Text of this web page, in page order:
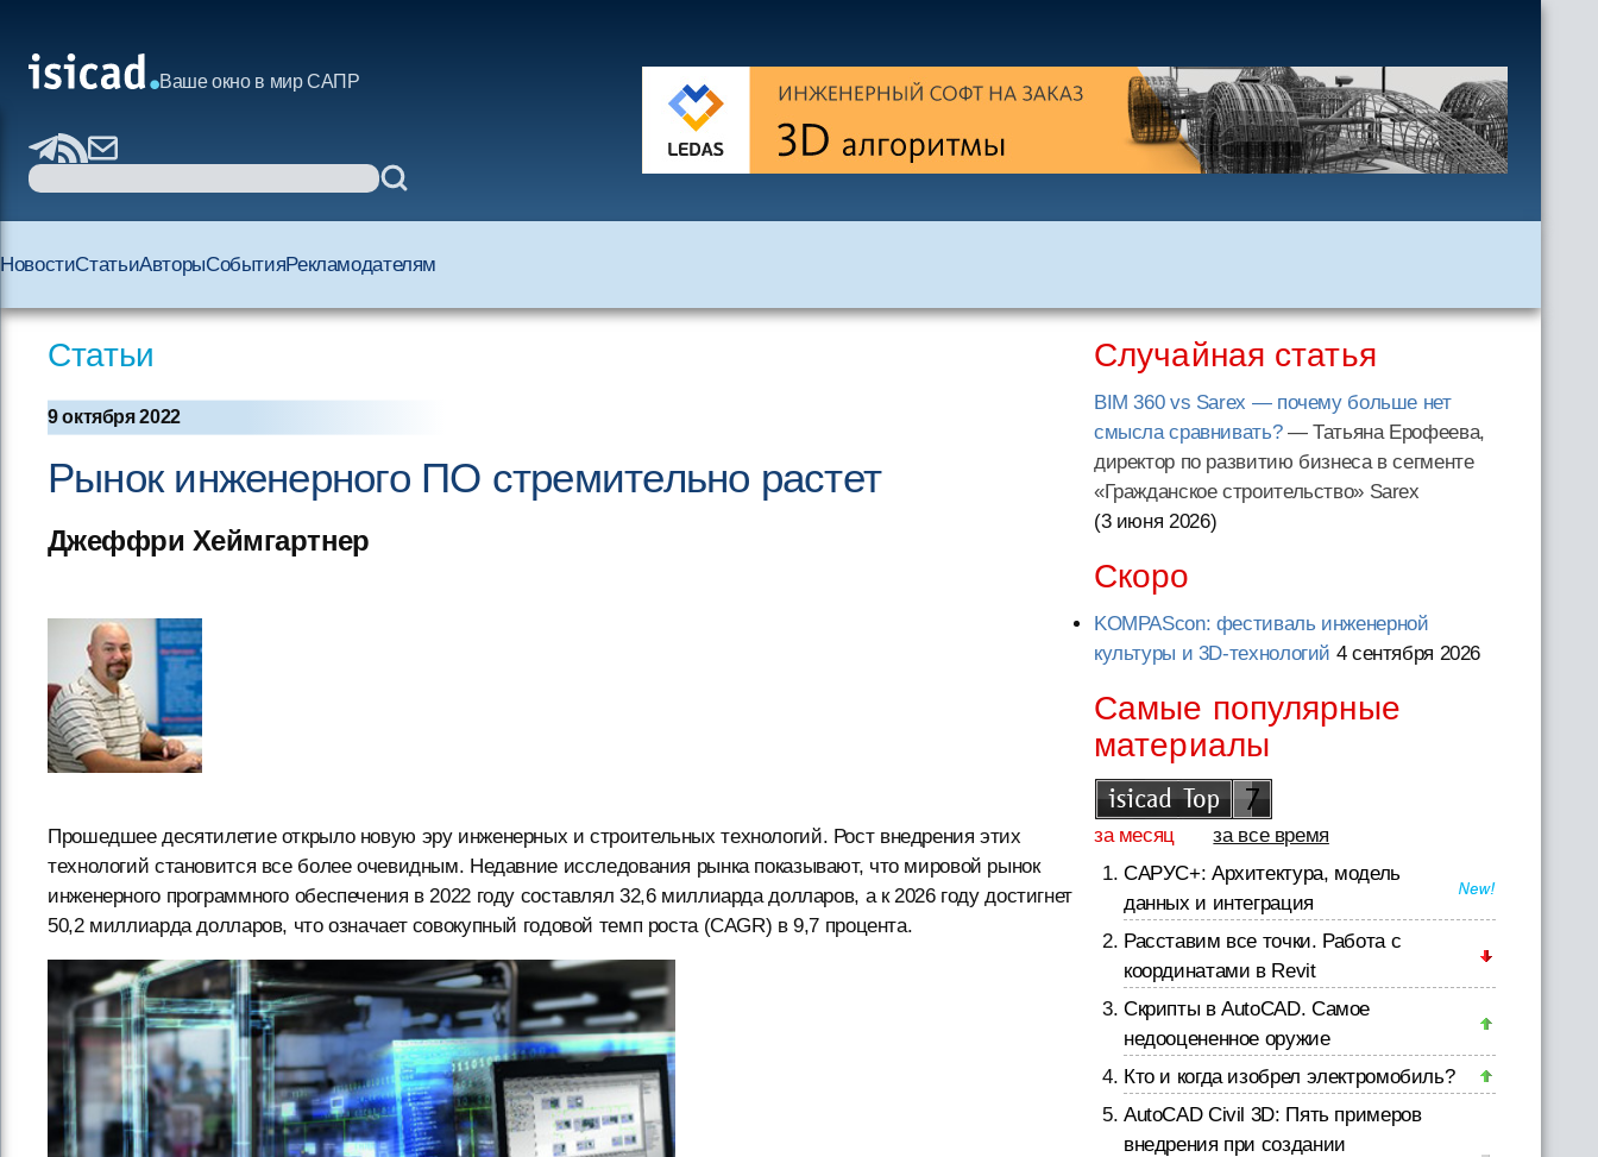
Ваше окно в мир САПР
НовостиСтатьиАвторыСобытияРекламодателям
Статьи
9 октября 2022
Рынок инженерного ПО стремительно растет
Джеффри Хеймгартнер
Прошедшее десятилетие открыло новую эру инженерных и строительных технологий. Рост внедрения этих
технологий становится все более очевидным. Недавние исследования рынка показывают, что мировой рынок
инженерного программного обеспечения в 2022 году составлял 32,6 миллиарда долларов, а к 2026 году достигнет
50,2 миллиарда долларов, что означает совокупный годовой темп роста (CAGR) в 9,7 процента.
Случайная статья
BIM 360 vs Sarex — почему больше нет
смысла сравнивать?— Татьяна Ерофеева,
директор по развитию бизнеса в сегменте
«Гражданское строительство» Sarex
(3 июня 2026)
Скоро
KOMPAScon: фестиваль инженерной
культуры и 3D-технологий 4 сентября 2026
Самые популярные
материалы
за месяц
за все время
САРУС+: Архитектура, модель
данных и интеграция
Расставим все точки. Работа с
координатами в Revit
Скрипты в AutoCAD. Самое
недооцененное оружие
Кто и когда изобрел электромобиль?
AutoCAD Civil 3D: Пять примеров
внедрения при создании